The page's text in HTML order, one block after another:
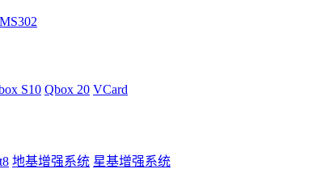
MS302
S10 Qbox 20 VCard
地基增强系统 星基增强系统